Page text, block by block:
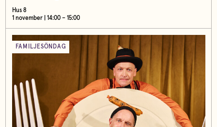
Hus 8
1 november | 14:00 – 15:00
FAMILJESÖNDAG